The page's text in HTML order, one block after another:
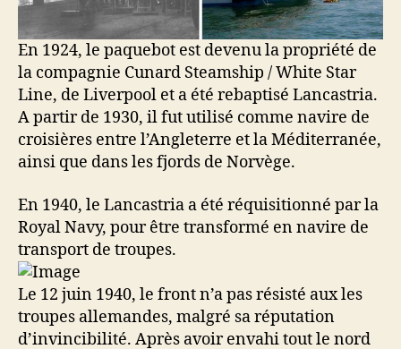
En 1924, le paquebot est devenu la propriété de
la compagnie Cunard Steamship / White Star
Line, de Liverpool et a été rebaptisé Lancastria.
A partir de 1930, il fut utilisé comme navire de
croisières entre l’Angleterre et la Méditerranée,
ainsi que dans les fjords de Norvège.
En 1940, le Lancastria a été réquisitionné par la
Royal Navy, pour être transformé en navire de
transport de troupes.
Le 12 juin 1940, le front n’a pas résisté aux les
troupes allemandes, malgré sa réputation
d’invincibilité. Après avoir envahi tout le nord